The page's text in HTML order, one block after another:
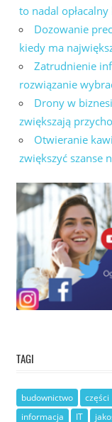
to nadal opłacalny
Dozowanie
kiedy ma
Zatrudnienie
rozwiązanie
Drony w
zwiększają
Otwieranie
zwiększyć szanse
TAGI
budownictwo części
informacja
IT